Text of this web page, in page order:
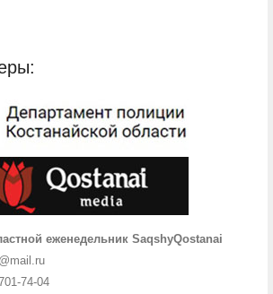
еженедельник SaqshyQostanai
74-04